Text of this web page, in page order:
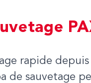
rapide depuis
de sauvetage